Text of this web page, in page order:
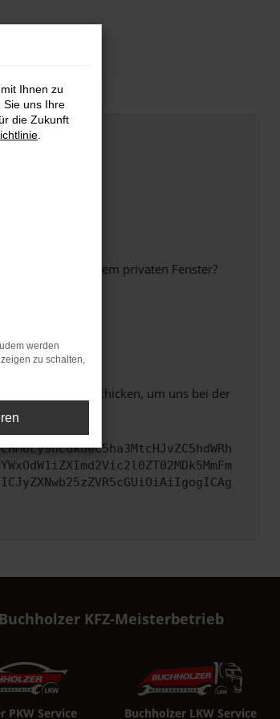
oder in einem privaten Fenster?
werden.
diesen Text schicken, um uns bei der
Buchholzer KFZ-Meisterbetrieb
PKW Service Buchholzer LKW Service
Ihnen zu
Sie uns Ihre
die Zukunft
werden
zu schalten,